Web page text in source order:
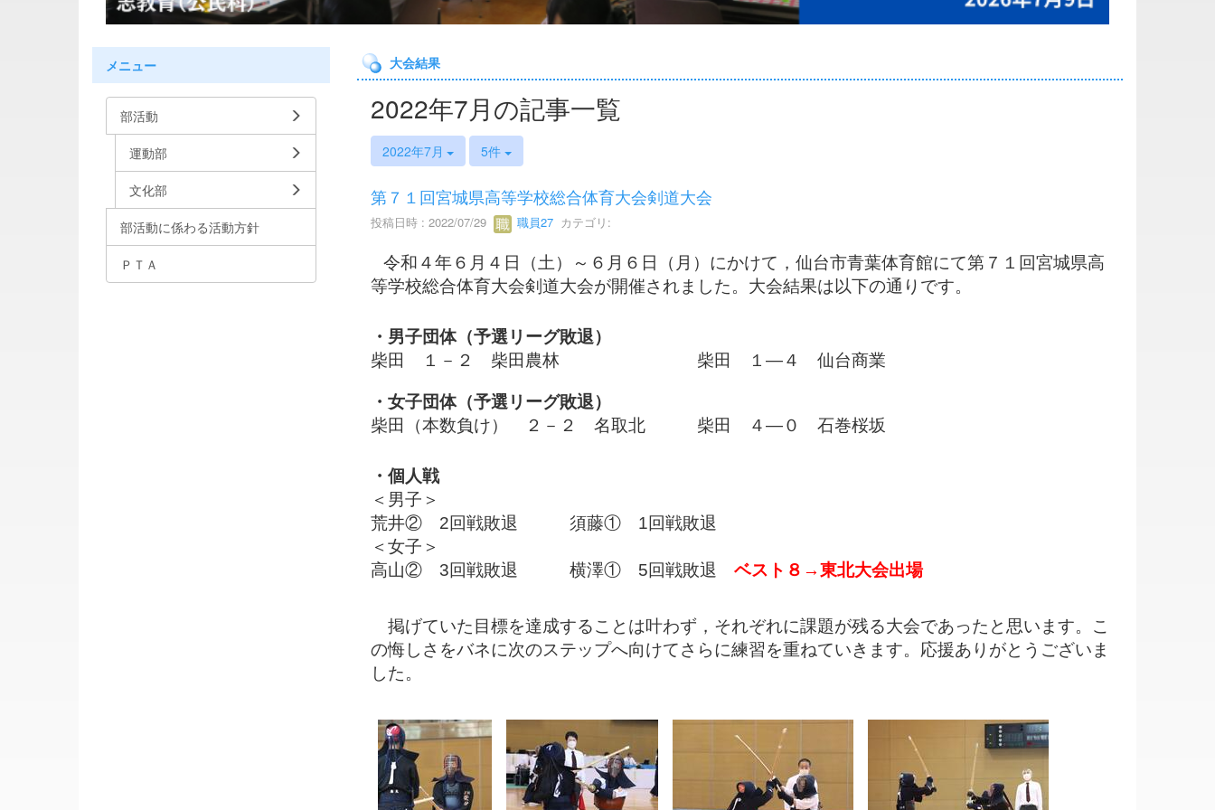
大会結果
2022年7月の記事一覧
2022年7月 5件
第７１回宮城県高等学校総合体育大会剣道大会
投稿日時 : 2022/07/29 職員27カテゴリ:
令和４年６月４日（土）～６月６日（月）にかけて，仙台市青葉体育館にて第７１回宮城県高
等学校総合体育大会剣道大会が開催されました。大会結果は以下の通りです。
・男子団体（予選リーグ敗退）
柴田 １－２ 柴田農林 柴田 １―４ 仙台商業
・女子団体（予選リーグ敗退）
柴田（本数負け） ２－２ 名取北 柴田 ４―０ 石巻桜坂
・個人戦
＜男子＞
荒井② 2回戦敗退 須藤① 1回戦敗退
＜女子＞
高山② 3回戦敗退 横澤① 5回戦敗退 ベスト８→東北大会出場
掲げていた目標を達成することは叶わず，それぞれに課題が残る大会であったと思います。こ
の悔しさをバネに次のステップへ向けてさらに練習を重ねていきます。応援ありがとうございま
した。
メニュー
部活動
運動部
文化部
部活動に係わる活動方針
ＰＴＡ